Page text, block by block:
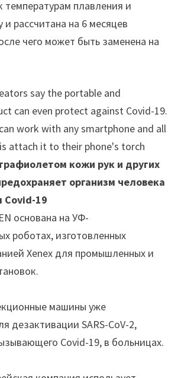
температурам плавления и
и рассчитана на 6 месяцев
чего может быть заменена на
кожи рук и других
организм человека
Covid-19
основана на УФ-
роботах, изготовленных
Xenex для промышленных и
машины уже
дезактивации SARS-CoV-2,
Covid-19, в больницах.